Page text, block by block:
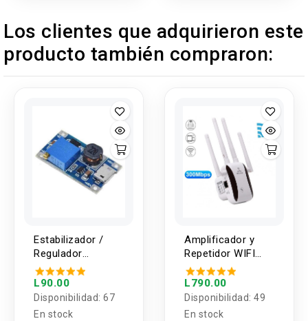
Los clientes que adquirieron este
producto también compraron:
Estabilizador /
Regulador
Ascendente de
voltaje DC-DC
MT3608 Micro
USB 2V-24V a 5V-
L90.00
Disponibilidad: 67
En stock
Amplificador y
Repetidor WIFI
2.4Ghz 300Mbps
L790.00
Disponibilidad: 49
En stock